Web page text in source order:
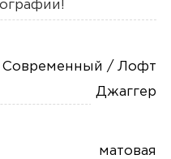
Современный / Лофт
Джаггер
матовая